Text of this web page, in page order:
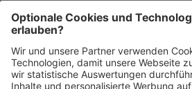
Bin ich für die Stelle